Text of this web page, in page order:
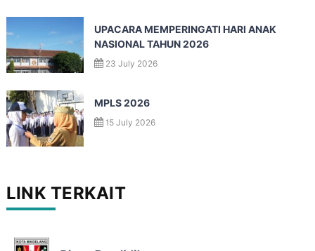
UPACARA MEMPERINGATI HARI ANAK
NASIONAL TAHUN 2026
23 July 2026
MPLS 2026
15 July 2026
LINK TERKAIT